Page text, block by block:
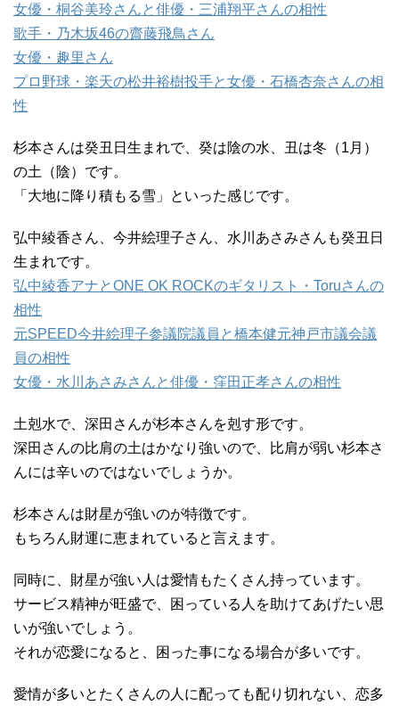
女優・桐谷美玲さんと俳優・三浦翔平さんの相性
歌手・乃木坂46の齋藤飛鳥さん
女優・趣里さん
プロ野球・楽天の松井裕樹投手と女優・石橋杏奈さんの相
性
杉本さんは癸丑日生まれで、癸は陰の水、丑は冬（1月）
の土（陰）です。
「大地に降り積もる雪」といった感じです。
弘中綾香さん、今井絵理子さん、水川あさみさんも癸丑日
生まれです。
弘中綾香アナとONE OK ROCKのギタリスト・Toruさんの
相性
元SPEED今井絵理子参議院議員と橋本健元神戸市議会議
員の相性
女優・水川あさみさんと俳優・窪田正孝さんの相性
土剋水で、深田さんが杉本さんを剋す形です。
深田さんの比肩の土はかなり強いので、比肩が弱い杉本さ
んには辛いのではないでしょうか。
杉本さんは財星が強いのが特徴です。
もちろん財運に恵まれていると言えます。
同時に、財星が強い人は愛情もたくさん持っています。
サービス精神が旺盛で、困っている人を助けてあげたい思
いが強いでしょう。
それが恋愛になると、困った事になる場合が多いです。
愛情が多いとたくさんの人に配っても配り切れない、恋多